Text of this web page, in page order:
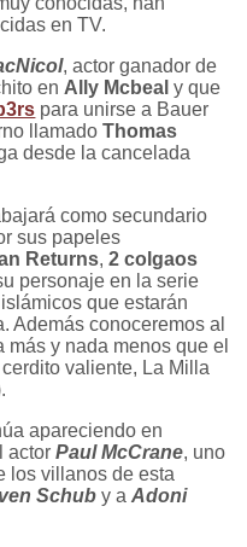
en TV.
, actor ganador de
en Ally Mcbeal y que
para unirse a Bauer
llamadoThomas
desde la cancelada
como secundario
sus papeles
Returns,2 colgaos
personaje en la serie
que estarán
Además conoceremos al
y nada menos que el
valiente, La Milla
apareciendo en
actorPaul McCrane, uno
los villanos de esta
Schub y aAdoni